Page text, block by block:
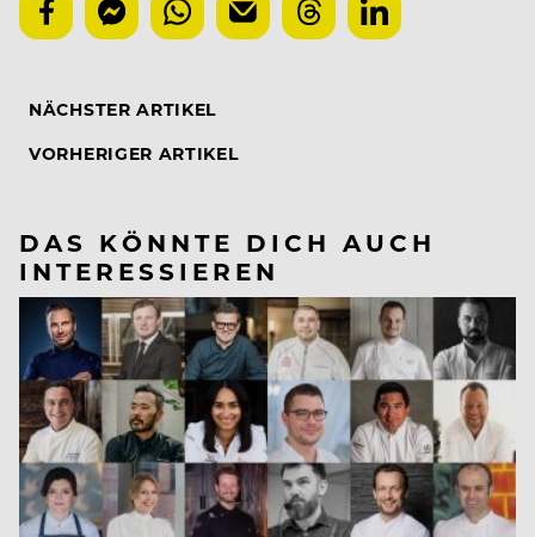
NÄCHSTER ARTIKEL
VORHERIGER ARTIKEL
DAS KÖNNTE DICH AUCH
INTERESSIEREN